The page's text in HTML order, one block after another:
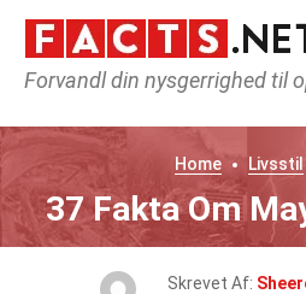
Forvandl din nysgerrighed til
Home Livsstil
37 Fakta Om
Skrevet Af: